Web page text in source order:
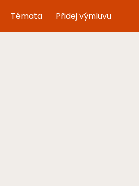
Témata Přidej výmluvu